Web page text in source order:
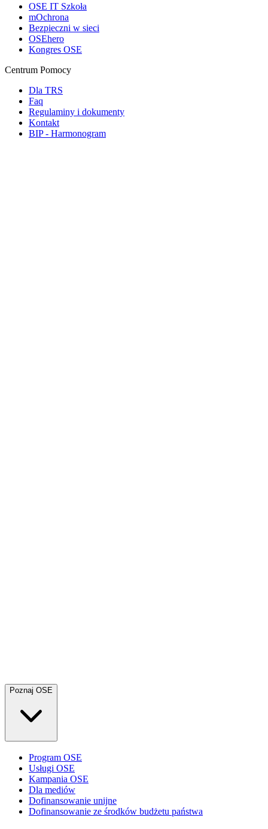
OSE IT Szkoła
mOchrona
Bezpieczni w sieci
OSEhero
Kongres OSE
Centrum Pomocy
Dla TRS
Faq
Regulaminy i dokumenty
Kontakt
BIP - Harmonogram
Poznaj OSE
Program OSE
Usługi OSE
Kampania OSE
Dla mediów
Dofinansowanie unijne
Dofinansowanie ze środków budżetu państwa